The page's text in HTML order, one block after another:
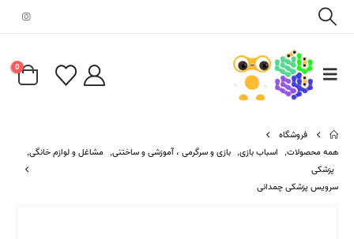
0
فروشگاه
همه محصولات, اسباب بازی, بازی و سرگرمی ، آموزشی و ساختنی, مشاغل و لوازم خانگی,
پزشکی
سرویس پزشکی چمدانی